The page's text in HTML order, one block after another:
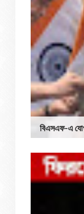
বিএসএফ-এ যোগ